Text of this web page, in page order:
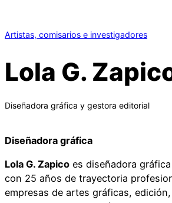
Artistas, comisarios e investigadores
Lola G.
Diseñadora gráfica y gestora editorial
Diseñadora gráfica
Lola G. Zapico es diseñ​adora
con 25 años de trayectoria
empresas de artes gráficas,